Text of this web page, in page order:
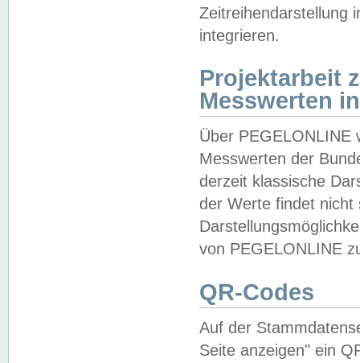
Zeitreihendarstellung
integrieren.
Projektarbeit
Messwerten
Über PEGELONLINE
Messwerten der
derzeit klassische
der Werte findet
von PEGELONLINE
QR-Codes
Auf der
Seite anzeigen" ein